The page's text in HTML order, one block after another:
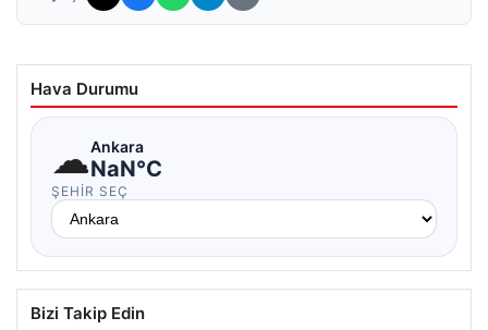
Hava Durumu
☁Ankara
NaN°C
ŞEHIR SEÇ
Bizi Takip Edin